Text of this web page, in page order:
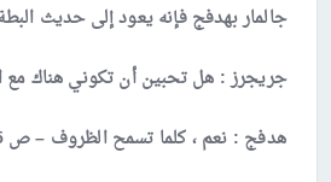
جالمار بهدفج فإنه يعود إلى حديث
جريجرز: هل تحبين أن تكوني هناك مع
هدفج : نعم ، كلما تسمح الظروف – ص 55 .